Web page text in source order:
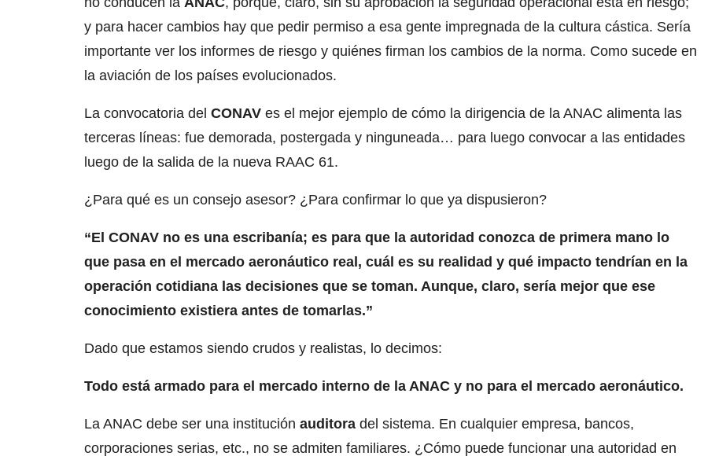
y para hacer cambios hay que pedir permiso a esa gente impregnada de la cultura cástica. Sería
importante ver los informes de riesgo y quiénes firman los cambios de la norma. Como sucede en
la aviación de los países evolucionados.
La convocatoria del CONAV es el mejor ejemplo de cómo la dirigencia de la ANAC alimenta las
terceras líneas: fue demorada, postergada y ninguneada… para luego convocar a las entidades
luego de la salida de la nueva RAAC 61.
¿Para qué es un consejo asesor? ¿Para confirmar lo que ya dispusieron?
“El CONAV no es una escribanía; es para que la autoridad conozca de primera mano lo
que pasa en el mercado aeronáutico real, cuál es su realidad y qué impacto tendrían en la
operación cotidiana las decisiones que se toman. Aunque, claro, sería mejor que ese
conocimiento existiera antes de tomarlas.”
Dado que estamos siendo crudos y realistas, lo decimos:
Todo está armado para el mercado interno de la ANAC y no para el mercado aeronáutico.
La ANAC debe ser una institución auditora del sistema. En cualquier empresa, bancos,
corporaciones serias, etc., no se admiten familiares. ¿Cómo puede funcionar una autoridad en